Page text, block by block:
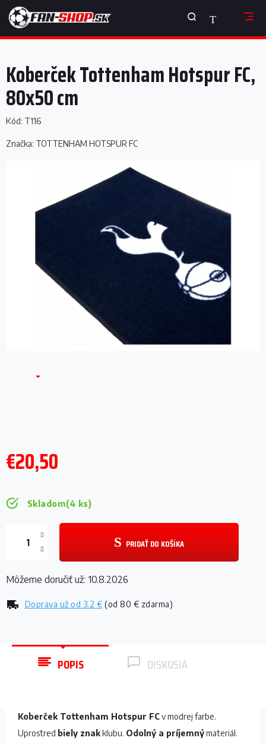
Prejsť
obsah
NÁKUPNÝ
KOŠÍK
Koberček Tottenham Hotspur FC,
80x50 cm
Kód: T116
Značka: TOTTENHAM HOTSPUR FC
€20,50
Skladom(4 ks)
Doprava už od 3.2 € (od 80 € zdarma)
PRIDAŤ DO KOŠÍKA
Môžeme doručiť už: 10.8.2026
POPIS DISKUSIA
Koberček Tottenham Hotspur FCv modrej farbe.
Uprostred biely znakklubu. Odolný a príjemnýmateriál.